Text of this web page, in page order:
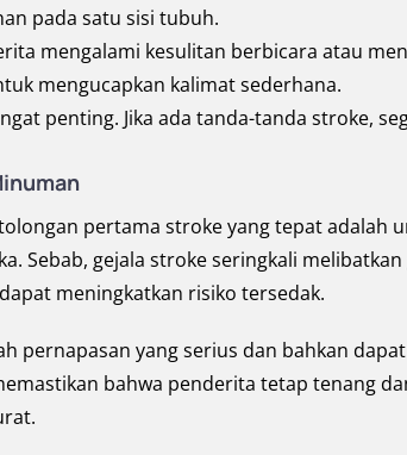
pada satu sisi tubuh.
mengalami kesulitan berbicara atau
mengucapkan kalimat sederhana.
penting. Jika ada tanda-tanda stroke,
pertama stroke yang tepat adalah
Sebab, gejala stroke seringkali
meningkatkan risiko tersedak.
pernapasan yang serius dan bahkan
bahwa penderita tetap tenang